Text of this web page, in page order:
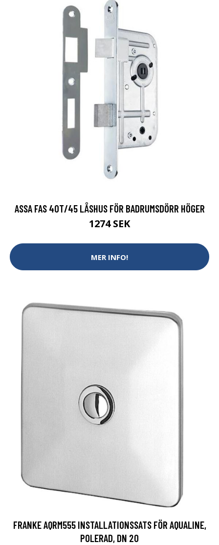
ASSA FAS 40T/45 LÅSHUS FÖR BADRUMSDÖRR HÖGER
1274 SEK
MER INFO!
FRANKE AQRM555 INSTALLATIONSSATS FÖR AQUALINE,
POLERAD, DN 20